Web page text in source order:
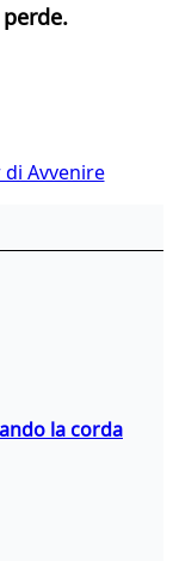
Avvenire
la corda